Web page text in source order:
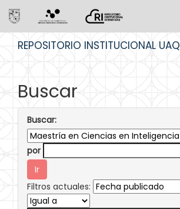
REPOSITORIO INSTITUCIONAL UAQ
Buscar
Buscar:
por
Filtros actuales: